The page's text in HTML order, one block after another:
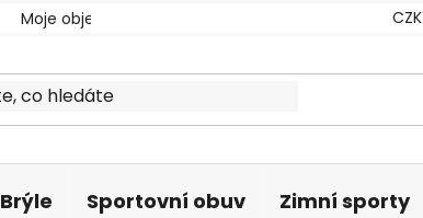
Moje objednávka CZK
Brýle Sportovní obuv Zimní sporty